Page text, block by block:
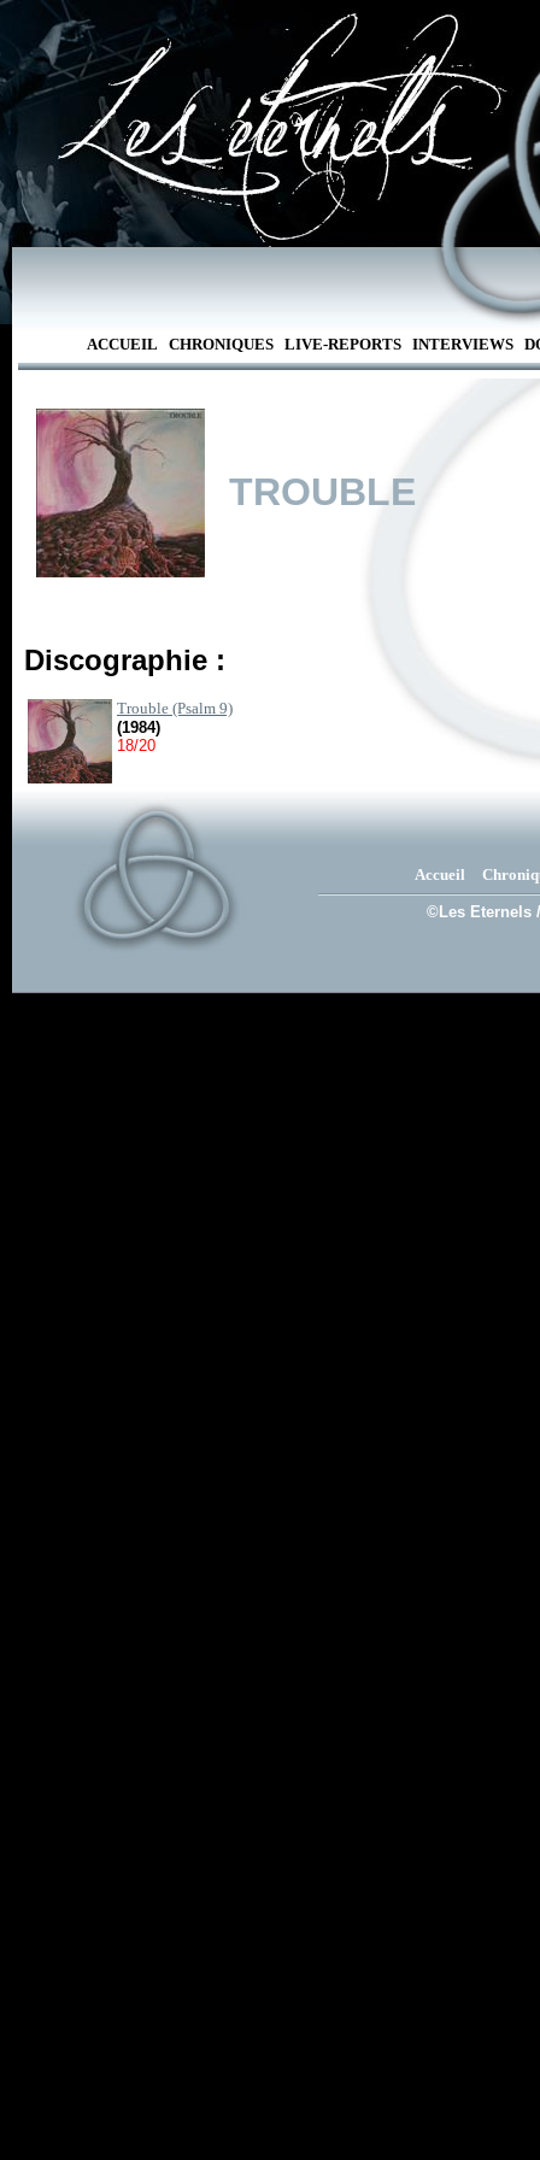
ACCUEIL CHRONIQUES LIVE-REPORTS INTERVIEWS
TROUBLE
Discographie :
Trouble (Psalm 9)
(1984)
18/20
Accueil
©Les Eternels